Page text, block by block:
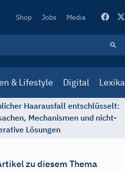
Secondary
Shop Jobs Media
& Lifestyle Digital Lexika
Haarausfall entschlüsselt:
Mechanismen und nicht-
Lösungen
zu diesem Thema